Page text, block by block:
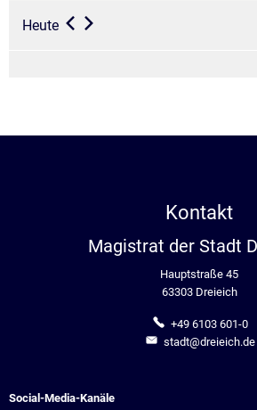
Heute
Kontakt
Magistrat der Stadt
Hauptstraße 45
63303 Dreieich
+49 6103 601-0
stadt@dreieich.de
Social-Media-Kanäle